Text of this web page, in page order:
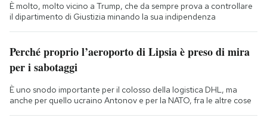
È molto, molto vicino a Trump, che da sempre prova a controllare
il dipartimento di Giustizia minando la sua indipendenza
Perché proprio l’aeroporto di Lipsia è preso di mira
per i sabotaggi
È uno snodo importante per il colosso della logistica DHL, ma
anche per quello ucraino Antonov e per la NATO, fra le altre cose